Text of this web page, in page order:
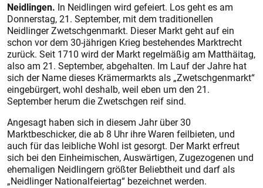
Neidlingen. In Neidlingen wird gefeiert. Los geht es am
Donnerstag, 21. September, mit dem traditionellen
Neidlinger Zwetschgenmarkt. Dieser Markt geht auf ein
schon vor dem 30-jährigen Krieg bestehendes Marktrecht
zurück. Seit 1710 wird der Markt regelmäßig am Matthäitag,
also am 21. September, abgehalten. Im Lauf der Jahre hat
sich der Name dieses Krämermarkts als „Zwetschgenmarkt“
eingebürgert, wohl deshalb, weil eben um den 21.
September herum die Zwetschgen reif sind.
Angesagt haben sich in diesem Jahr über 30
Marktbeschicker, die ab 8 Uhr ihre Waren feilbieten, und
auch für das leibliche Wohl ist gesorgt. Der Markt erfreut
sich bei den Einheimischen, Auswärtigen, Zugezogenen und
ehemaligen Neidlingern größter Beliebtheit und darf als
„Neidlinger Nationalfeiertag“ bezeichnet werden.